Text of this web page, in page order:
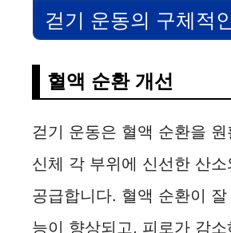
e
걷기 운동의 구체적
혈액 순환 개선
걷기 운동은 혈액 순환을 원
신체 각 부위에 신선한 산
공급합니다. 혈액 순환이
능이 향상되고, 피로가 감소